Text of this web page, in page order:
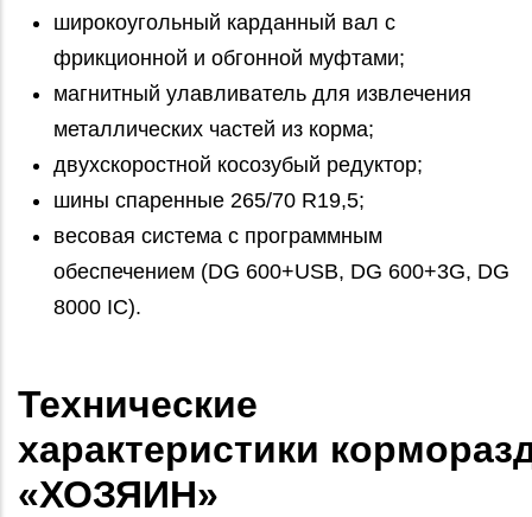
широкоугольный карданный вал с
фрикционной и обгонной муфтами;
магнитный улавливатель для извлечения
металлических частей из корма;
двухскоростной косозубый редуктор;
шины спаренные 265/70 R19,5;
весовая система с программным
обеспечением (DG 600+USB, DG 600+3G, DG
8000 IC).
Технические
характеристики
«ХОЗЯИН»